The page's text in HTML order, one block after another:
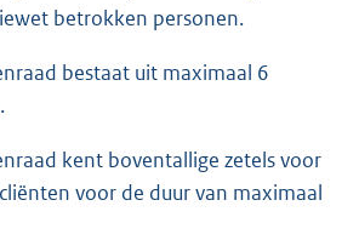
betrokken personen.
bestaat uit maximaal 6
kent boventallige zetels voor
voor de duur van maximaal